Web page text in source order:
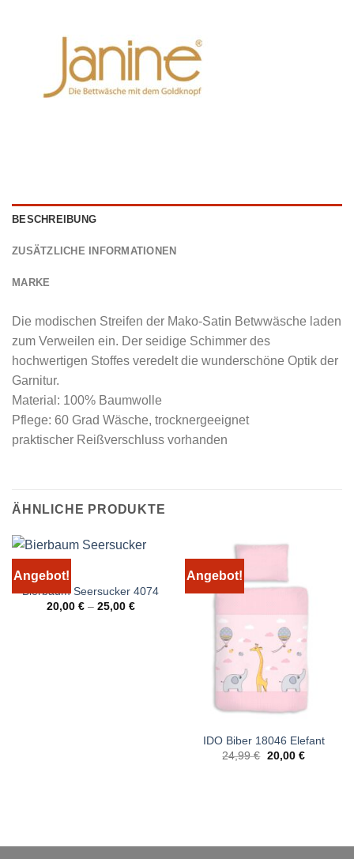
BESCHREIBUNG
ZUSÄTZLICHE INFORMATIONEN
MARKE
Die modischen Streifen der Mako-Satin Betwwäsche laden
zum Verweilen ein. Der seidige Schimmer des
hochwertigen Stoffes veredelt die wunderschöne Optik der
Garnitur.
Material: 100% Baumwolle
Pflege: 60 Grad Wäsche, trocknergeeignet
praktischer Reißverschluss vorhanden
ÄHNLICHE PRODUKTE
Angebot!
Bierbaum Seersucker 4074
20,00 €– 25,00 €
Angebot!
IDO Biber 18046 Elefant
24,99€ Ursprünglicher
Preis
20,00 €Aktueller